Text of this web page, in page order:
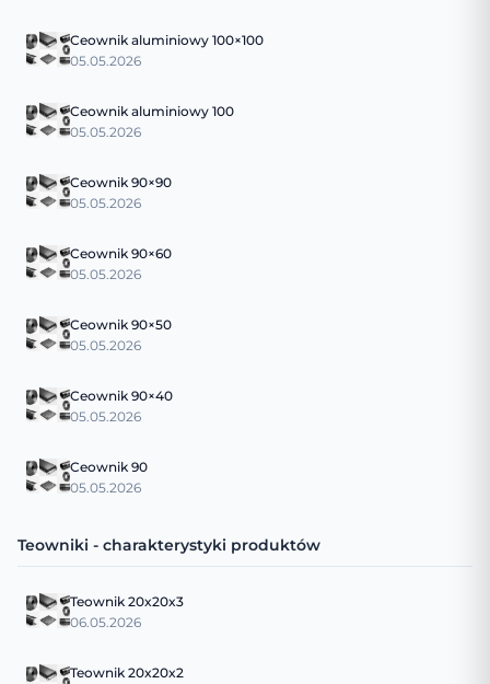
Ceownik aluminiowy 100×100
05.05.2026
Ceownik aluminiowy 100
05.05.2026
Ceownik 90×90
05.05.2026
Ceownik 90×60
05.05.2026
Ceownik 90×50
05.05.2026
Ceownik 90×40
05.05.2026
Ceownik 90
05.05.2026
Teowniki - charakterystyki produktów
Teownik 20x20x3
06.05.2026
Teownik 20x20x2